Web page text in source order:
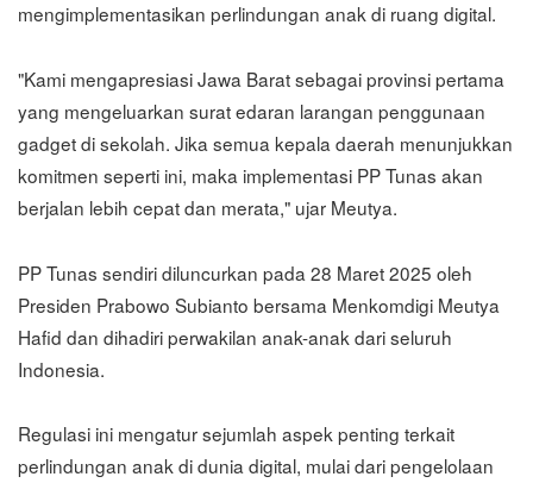
mengimplementasikan perlindungan anak di ruang digital.
"Kami mengapresiasi Jawa Barat sebagai provinsi pertama
yang mengeluarkan surat edaran larangan penggunaan
gadget di sekolah. Jika semua kepala daerah menunjukkan
komitmen seperti ini, maka implementasi PP Tunas akan
berjalan lebih cepat dan merata," ujar Meutya.
PP Tunas sendiri diluncurkan pada 28 Maret 2025 oleh
Presiden Prabowo Subianto bersama Menkomdigi Meutya
Hafid dan dihadiri perwakilan anak-anak dari seluruh
Indonesia.
Regulasi ini mengatur sejumlah aspek penting terkait
perlindungan anak di dunia digital, mulai dari pengelolaan